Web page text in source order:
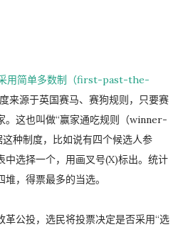
用简单多数制（first-past-the-
来源于英国赛马、赛狗规则，只要赛
。这也叫做“赢家通吃规则（winner-
种制度，比如说有四个候选人参
中选择一个，用画叉号(X)标出。统计
，得票最多的当选。
革公投，选民将投票决定是否采用“选